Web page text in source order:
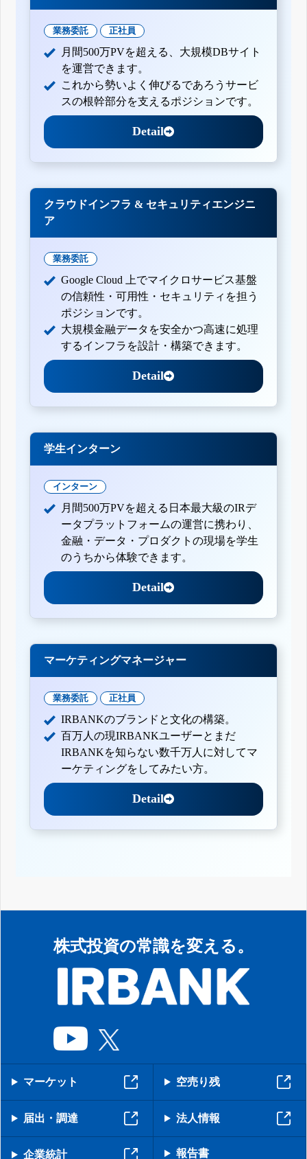
業務委託 正社員
月間500万PVを超える、大規模DBサイト
を運営できます。
これから勢いよく伸びるであろうサービ
スの根幹部分を支えるポジションです。
Detail
クラウドインフラ & セキュリティエンジニ
ア
業務委託
Google Cloud 上でマイクロサービス基盤
の信頼性・可用性・セキュリティを担う
ポジションです。
大規模金融データを安全かつ高速に処理
するインフラを設計・構築できます。
Detail
学生インターン
インターン
月間500万PVを超える日本最大級のIRデ
ータプラットフォームの運営に携わり、
金融・データ・プロダクトの現場を学生
のうちから体験できます。
Detail
マーケティングマネージャー
業務委託 正社員
IRBANKのブランドと文化の構築。
百万人の現IRBANKユーザーとまだ
IRBANKを知らない数千万人に対してマ
ーケティングをしてみたい方。
Detail
株式投資の常識を変える。
マーケット 空売り残
届出・調達 法人情報
企業統計 報告書